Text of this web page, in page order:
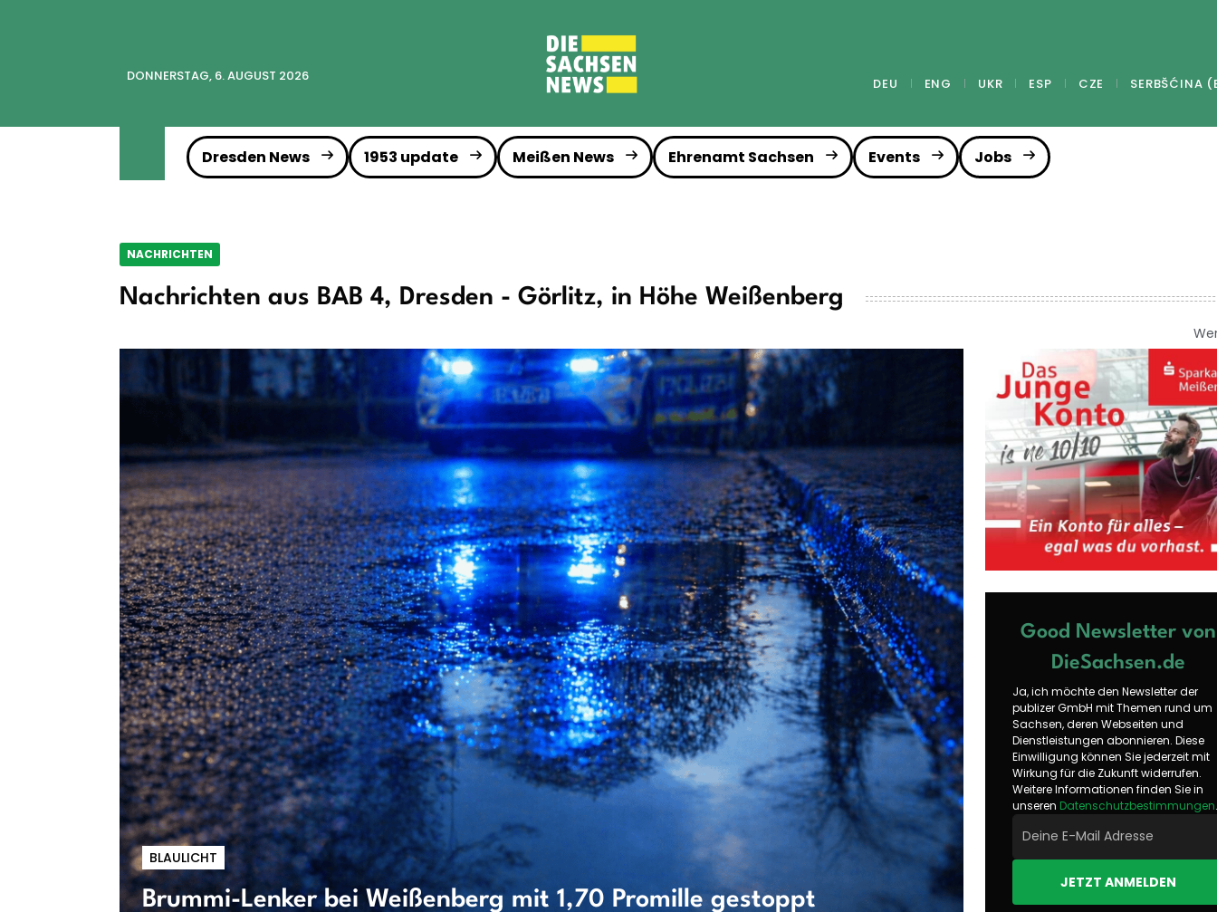
DONNERSTAG, 6. AUGUST 2026 DEU ENG UKR ESP CZE SERBŠĆINA
Dresden News 1953 update Meißen News Ehrenamt Sachsen Events Jobs
NACHRICHTEN
Nachrichten aus BAB 4, Dresden - Görlitz, in Höhe Weißenberg
BLAULICHT
Brummi-Lenker bei Weißenberg mit 1,70 Promille gestoppt
Good Newsletter von
DieSachsen.de
Ja, ich möchte den Newsletter der
publizer GmbH mit Themen rund um
Sachsen, deren Webseiten und
Dienstleistungen abonnieren. Diese
Einwilligung können Sie jederzeit mit
Wirkung für die Zukunft widerrufen.
Weitere Informationen finden Sie in
unseren Datenschutzbestimmungen.
JETZT ANMELDEN